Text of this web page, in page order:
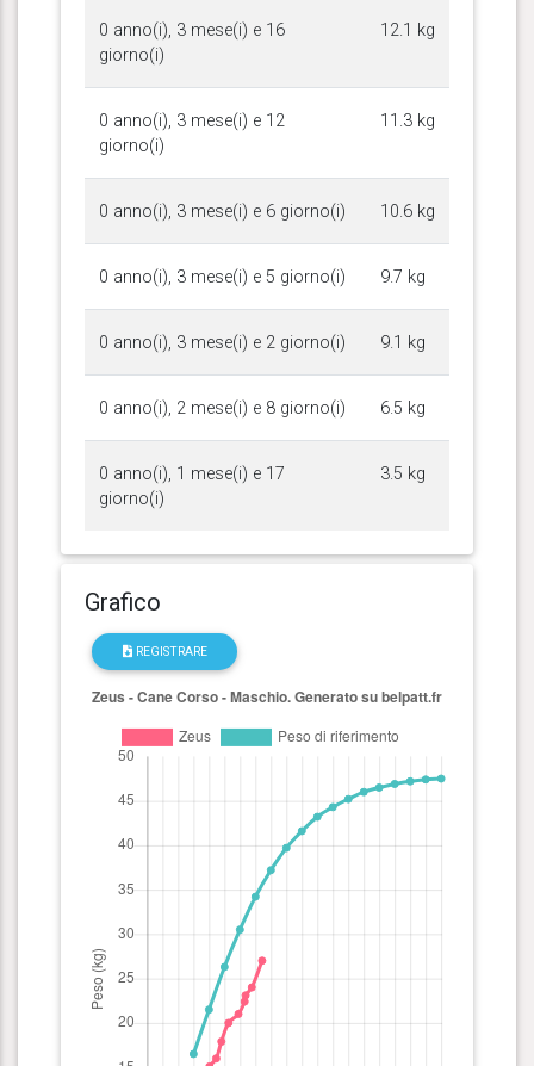
0 anno(i), 3 mese(i) e 16
giorno(i)
12.1 kg
0 anno(i), 3 mese(i) e 12
giorno(i)
11.3 kg
0 anno(i), 3 mese(i) e 6 giorno(i) 10.6 kg
0 anno(i), 3 mese(i) e 5 giorno(i) 9.7 kg
0 anno(i), 3 mese(i) e 2 giorno(i) 9.1 kg
0 anno(i), 2 mese(i) e 8 giorno(i) 6.5 kg
0 anno(i), 1 mese(i) e 17
giorno(i)
3.5 kg
Grafico
REGISTRARE